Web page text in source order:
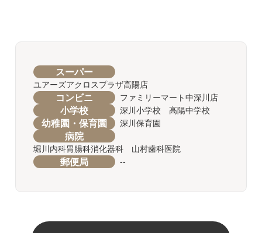
スーパー
ユアーズアクロスプラザ高陽店
コンビニ ファミリーマート中深川店
小学校 深川小学校 高陽中学校
幼稚園・保育園 深川保育園
病院
堀川内科胃腸科消化器科 山村歯科医院
郵便局 --